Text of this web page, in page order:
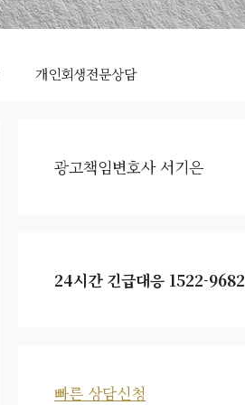
개인회생전문상담
광고책임변호사 서기은
24시간 긴급대응 1522-9682
빠른 상담신청